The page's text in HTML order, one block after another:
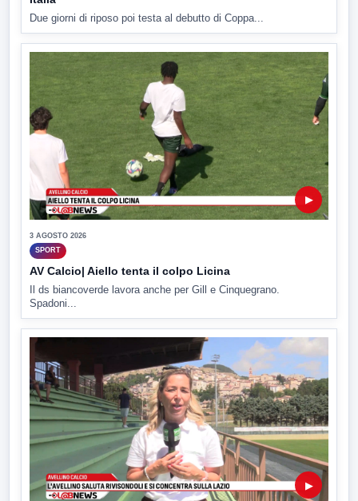
Due giorni di riposo poi testa al debutto di Coppa...
▶
3 AGOSTO 2026
SPORT
AV Calcio| Aiello tenta il colpo Licina
Il ds biancoverde lavora anche per Gill e Cinquegrano.
Spadoni...
▶